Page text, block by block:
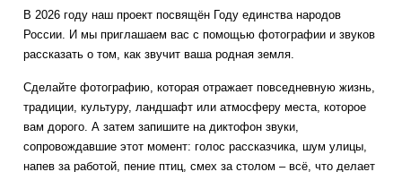
В 2026 году наш проект посвящён Году единства народов
России. И мы приглашаем вас с помощью фотографии и звуков
рассказать о том, как звучит ваша родная земля.
Сделайте фотографию, которая отражает повседневную жизнь,
традиции, культуру, ландшафт или атмосферу места, которое
вам дорого. А затем запишите на диктофон звуки,
сопровождавшие этот момент: голос рассказчика, шум улицы,
напев за работой, пение птиц, смех за столом – всё, что делает